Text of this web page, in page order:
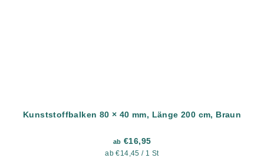
Kunststoffbalken 80 × 40 mm, Länge 200 cm, Braun
ab €16,95
Verkaufspreis:
ab €14,45 / 1 St